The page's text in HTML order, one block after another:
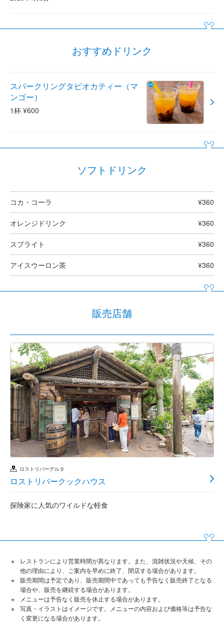
おすすめドリンク
スパークリングタピオカティー（マ
ンゴー）
1杯 ¥600
ソフトドリンク
コカ・コーラ ¥360
オレンジドリンク ¥360
スプライト ¥360
アイスウーロン茶 ¥360
販売店舗
ロストリバーデルタ
ロストリバークックハウス
探険家に人気のワイルドな軽食
レストランにより営業時間が異なります。また、混雑状況や天候、その
他の理由により、ご案内を早めに終了、閉店する場合があります。
販売期間は予定であり、販売期間中であっても予告なく販売終了となる
場合や、販売を継続する場合があります。
メニューは予告なく販売を休止する場合があります。
写真・イラストはイメージです。メニューの内容および価格等は予告な
く変更になる場合があります。